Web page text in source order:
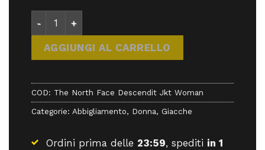
The North Face Descendit Jkt Woman - Giacche -
AGGIUNGI AL CARRELLO
COD: The North Face Descendit Jkt Woman
Categorie: Abbigliamento, Donna, Giacche
Ordini prima delle 23:59, spediti in 1